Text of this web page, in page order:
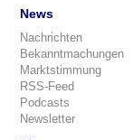
News
Nachrichten
Bekanntmachungen
Marktstimmung
RSS-Feed
Podcasts
Newsletter